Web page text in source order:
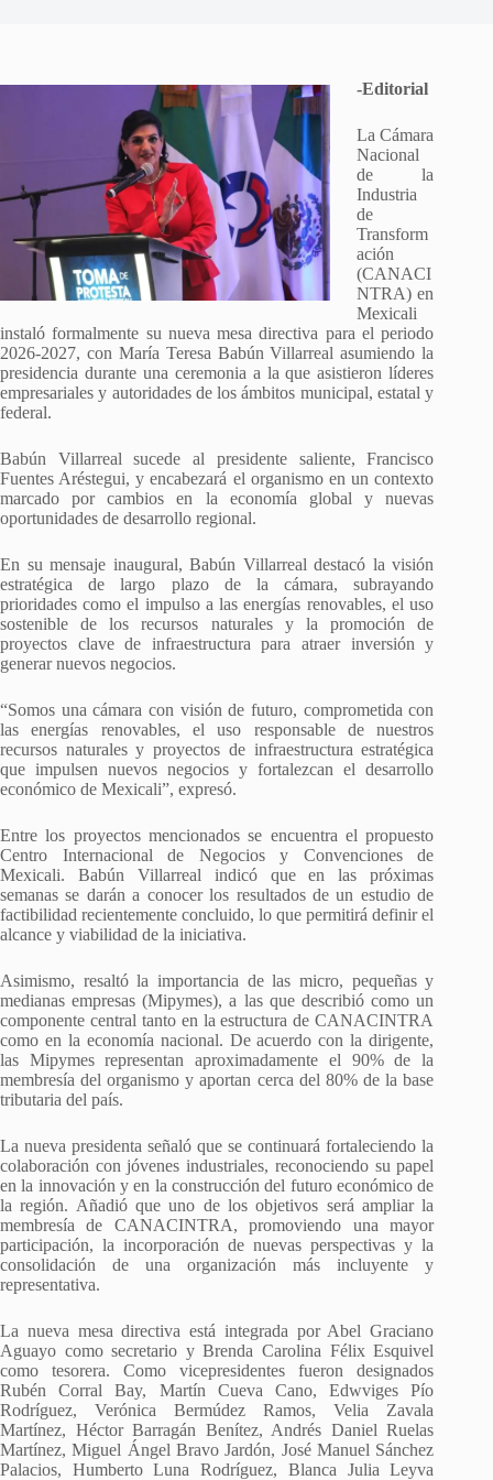
-Editorial
La Cámara
Nacional
de la
Industria
de
Transform
ación
(CANACI
NTRA) en
Mexicali
instaló formalmente su nueva mesa directiva para el periodo
2026-2027, con María Teresa Babún Villarreal asumiendo la
presidencia durante una ceremonia a la que asistieron líderes
empresariales y autoridades de los ámbitos municipal, estatal y
federal.
Babún Villarreal sucede al presidente saliente, Francisco
Fuentes Aréstegui, y encabezará el organismo en un contexto
marcado por cambios en la economía global y nuevas
oportunidades de desarrollo regional.
En su mensaje inaugural, Babún Villarreal destacó la visión
estratégica de largo plazo de la cámara, subrayando
prioridades como el impulso a las energías renovables, el uso
sostenible de los recursos naturales y la promoción de
proyectos clave de infraestructura para atraer inversión y
generar nuevos negocios.
“Somos una cámara con visión de futuro, comprometida con
las energías renovables, el uso responsable de nuestros
recursos naturales y proyectos de infraestructura estratégica
que impulsen nuevos negocios y fortalezcan el desarrollo
económico de Mexicali”, expresó.
Entre los proyectos mencionados se encuentra el propuesto
Centro Internacional de Negocios y Convenciones de
Mexicali. Babún Villarreal indicó que en las próximas
semanas se darán a conocer los resultados de un estudio de
factibilidad recientemente concluido, lo que permitirá definir el
alcance y viabilidad de la iniciativa.
Asimismo, resaltó la importancia de las micro, pequeñas y
medianas empresas (Mipymes), a las que describió como un
componente central tanto en la estructura de CANACINTRA
como en la economía nacional. De acuerdo con la dirigente,
las Mipymes representan aproximadamente el 90% de la
membresía del organismo y aportan cerca del 80% de la base
tributaria del país.
La nueva presidenta señaló que se continuará fortaleciendo la
colaboración con jóvenes industriales, reconociendo su papel
en la innovación y en la construcción del futuro económico de
la región. Añadió que uno de los objetivos será ampliar la
membresía de CANACINTRA, promoviendo una mayor
participación, la incorporación de nuevas perspectivas y la
consolidación de una organización más incluyente y
representativa.
La nueva mesa directiva está integrada por Abel Graciano
Aguayo como secretario y Brenda Carolina Félix Esquivel
como tesorera. Como vicepresidentes fueron designados
Rubén Corral Bay, Martín Cueva Cano, Edwviges Pío
Rodríguez, Verónica Bermúdez Ramos, Velia Zavala
Martínez, Héctor Barragán Benítez, Andrés Daniel Ruelas
Martínez, Miguel Ángel Bravo Jardón, José Manuel Sánchez
Palacios, Humberto Luna Rodríguez, Blanca Julia Leyva